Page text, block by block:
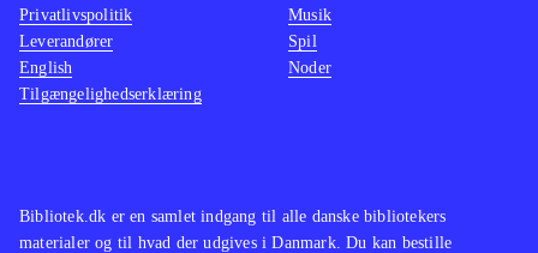
Bibliotek.dk er en samlet indgang til alle danske bibliotekers
materialer og til hvad der udgives i Danmark. Du kan bestille
Privatlivspolitik
Leverandører
English
Tilgængelighedserklæring
Musik
Spil
Noder